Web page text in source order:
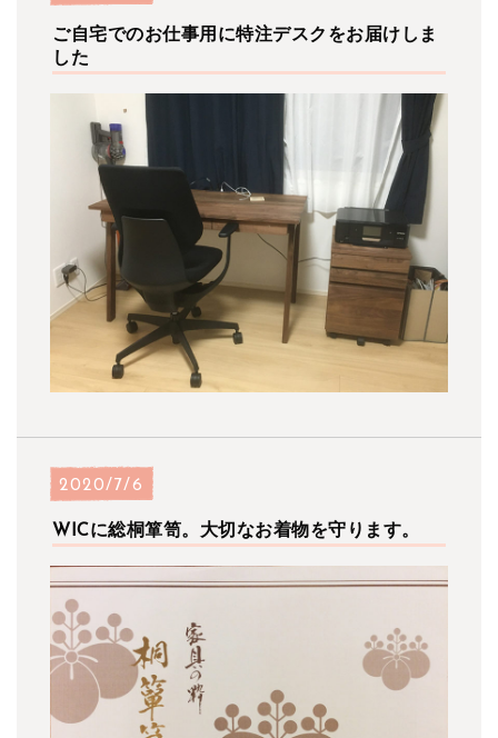
ご自宅でのお仕事用に特注デスクをお届けしま
した
2020/7/6
WICに総桐箪笥。大切なお着物を守ります。